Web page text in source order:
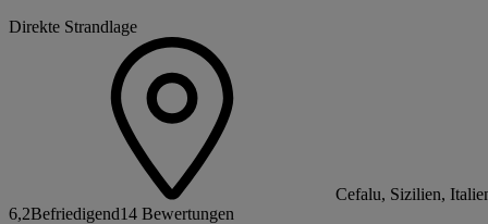
Direkte Strandlage
Cefalu, Sizilien,
6,2Befriedigend14 Bewertungen